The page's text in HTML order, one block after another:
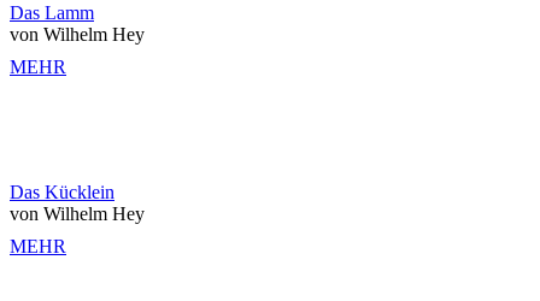
Das Lamm
von Wilhelm Hey
MEHR
Das Kücklein
von Wilhelm Hey
MEHR